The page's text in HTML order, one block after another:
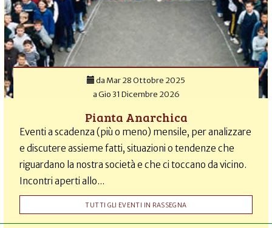
da Mar 28 Ottobre 2025
aGio 31 Dicembre 2026
Pianta Anarchica
Eventi a scadenza (più o meno) mensile, per analizzare
e discutere assieme fatti, situazioni o tendenze che
riguardano la nostra società e che ci toccano da vicino.
Incontri aperti allo...
TUTTI GLI EVENTI IN RASSEGNA